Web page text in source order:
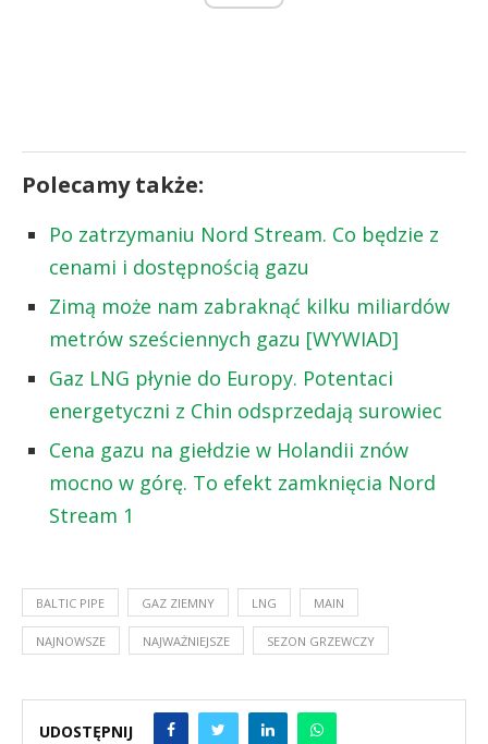
Polecamy także:
Po zatrzymaniu Nord Stream. Co będzie z
cenami i dostępnością gazu
Zimą może nam zabraknąć kilku miliardów
metrów sześciennych gazu [WYWIAD]
Gaz LNG płynie do Europy. Potentaci
energetyczni z Chin odsprzedają surowiec
Cena gazu na giełdzie w Holandii znów
mocno w górę. To efekt zamknięcia Nord
Stream 1
BALTIC PIPE GAZ ZIEMNY LNG MAIN
NAJNOWSZE NAJWAŻNIEJSZE SEZON GRZEWCZY
UDOSTĘPNIJ